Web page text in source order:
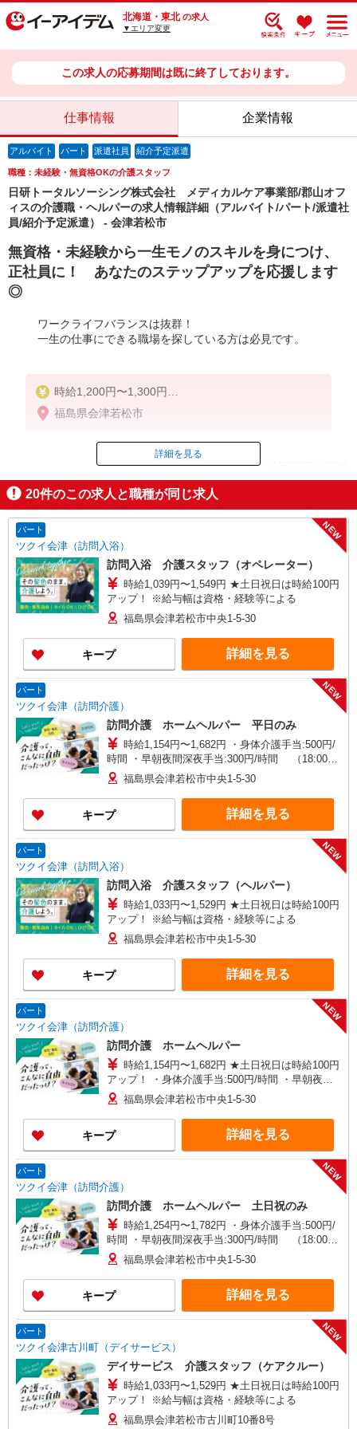
北海道・東北 の求人
▼エリア変更
この求人の応募期間は既に終了しております。
仕事情報 企業情報
アルバイト パート 派遣社員 紹介予定派遣
職種：未経験・無資格OKの介護スタッフ
日研トータルソーシング株式会社 メディカルケア事業部/郡山オフ
ィスの介護職・ヘルパーの求人情報詳細（アルバイト/パート/派遣社
員/紹介予定派遣） - 会津若松市
無資格・未経験から一生モノのスキルを身につけ、
正社員に！ あなたのステップアップを応援します
◎
ワークライフバランスは抜群！
一生の仕事にできる職場を探している方は必見です。
時給1,200円〜1,300円
★週払いOK（規定あり）
福島県会津若松市
ID：AE0526566936
掲載期間終了
詳細を見る
20件のこの求人と職種が同じ求人
パート
ツクイ会津（訪問入浴）
NEW
訪問入浴 介護スタッフ（オペレーター）
時給1,039円〜1,549円 ★土日祝日は時給100円
アップ！ ※給与幅は資格・経験等による
福島県会津若松市中央1-5-30
キープ 詳細を見る
パート
ツクイ会津（訪問介護）
NEW
訪問介護 ホームヘルパー 平日のみ
時給1,154円〜1,682円 ・身体介護手当:500円/
時間 ・早朝夜間深夜手当:300円/時間 （18:00〜
翌07:59の時間帯） ・ICT手当:2,000円/月 ・深夜
割増は別途支給 ・ケア→ケアの移動時間も賃金
（時給）を支給 ・特定事業所加算手当:60円/時間
含む ※給与幅は資格・経験等による
福島県会津若松市中央1-5-30
キープ 詳細を見る
パート
ツクイ会津（訪問入浴）
NEW
訪問入浴 介護スタッフ（ヘルパー）
時給1,033円〜1,529円 ★土日祝日は時給100円
アップ！ ※給与幅は資格・経験等による
福島県会津若松市中央1-5-30
キープ 詳細を見る
パート
ツクイ会津（訪問介護）
NEW
訪問介護 ホームヘルパー
時給1,154円〜1,682円 ★土日祝日は時給100円
アップ！ ・身体介護手当:500円/時間 ・早朝夜間
深夜手当:300円/時間 （18:00〜翌07:59の時間
帯） ・ICT手当:2,000円/月 ・深夜割増は別途支給
・ケア→ケアの移動時間も賃金（時給）を支給 ※
特定事業所加算手当:60円/時間含む ※給与幅は資
格・経験等による
福島県会津若松市中央1-5-30
キープ 詳細を見る
パート
ツクイ会津（訪問介護）
NEW
訪問介護 ホームヘルパー 土日祝のみ
時給1,254円〜1,782円 ・身体介護手当:500円/
時間 ・早朝夜間深夜手当:300円/時間 （18:00〜
翌07:59の時間帯） ・ICT手当:2,000円/月 ・深夜
割増は別途支給 ・ケア→ケアの移動時間も賃金
（時給）を支給 ・土日祝日手当:100円/時間含む
・特定事業所加算手当:60円/時間含む ※給与幅は
資格・経験等による
福島県会津若松市中央1-5-30
キープ 詳細を見る
パート
ツクイ会津古川町（デイサービス）
NEW
デイサービス 介護スタッフ（ケアクルー）
時給1,033円〜1,529円 ★土日祝日は時給100円
アップ！ ※給与幅は資格・経験等による
福島県会津若松市古川町10番8号